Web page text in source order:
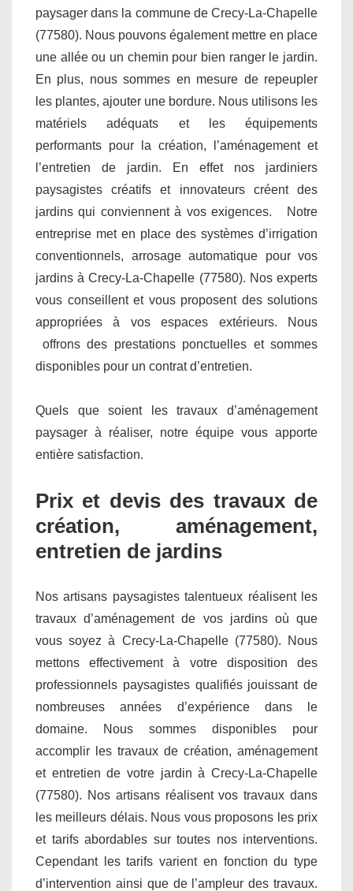
paysager dans la commune de Crecy-La-Chapelle
(77580). Nous pouvons également mettre en place
une allée ou un chemin pour bien ranger le jardin.
En plus, nous sommes en mesure de repeupler
les plantes, ajouter une bordure. Nous utilisons les
matériels adéquats et les équipements
performants pour la création, l’aménagement et
l’entretien de jardin. En effet nos jardiniers
paysagistes créatifs et innovateurs créent des
jardins qui conviennent à vos exigences. Notre
entreprise met en place des systèmes d’irrigation
conventionnels, arrosage automatique pour vos
jardins à Crecy-La-Chapelle (77580). Nos experts
vous conseillent et vous proposent des solutions
appropriées à vos espaces extérieurs. Nous
offrons des prestations ponctuelles et sommes
disponibles pour un contrat d’entretien.
Quels que soient les travaux d’aménagement
paysager à réaliser, notre équipe vous apporte
entière satisfaction.
Prix et devis des travaux de
création, aménagement,
entretien de jardins
Nos artisans paysagistes talentueux réalisent les
travaux d’aménagement de vos jardins où que
vous soyez à Crecy-La-Chapelle (77580). Nous
mettons effectivement à votre disposition des
professionnels paysagistes qualifiés jouissant de
nombreuses années d’expérience dans le
domaine. Nous sommes disponibles pour
accomplir les travaux de création, aménagement
et entretien de votre jardin à Crecy-La-Chapelle
(77580). Nos artisans réalisent vos travaux dans
les meilleurs délais. Nous vous proposons les prix
et tarifs abordables sur toutes nos interventions.
Cependant les tarifs varient en fonction du type
d’intervention ainsi que de l’ampleur des travaux.